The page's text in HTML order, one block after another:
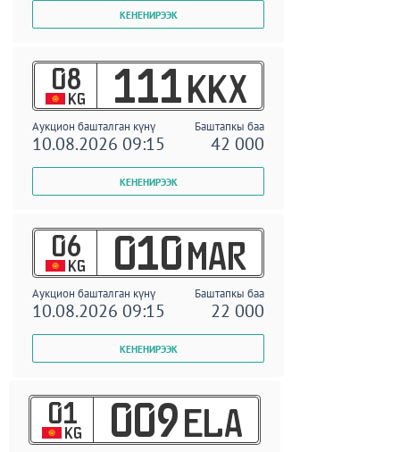
08
KG 111 KKX
Аукцион башталган күнү Баштапкы баа
10.08.2026 09:15 42 000
06
KG 010 MAR
Аукцион башталган күнү Баштапкы баа
10.08.2026 09:15 22 000
01
KG 009 ELA